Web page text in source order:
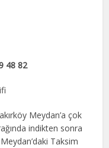
48 82
Meydan’a çok
indikten sonra
Taksim